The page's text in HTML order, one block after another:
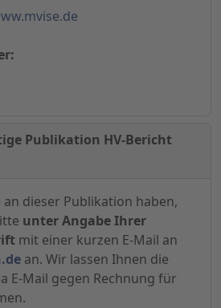
Publikation HV-Bericht
an dieser Publikation haben,
unter Angabe Ihrer
mit einer kurzen E-Mail an
an. Wir lassen Ihnen die
E-Mail gegen Rechnung für